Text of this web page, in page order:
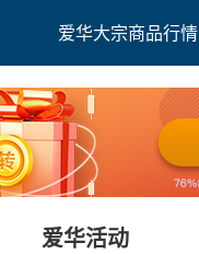
爱华大宗商品行情
爱华活动